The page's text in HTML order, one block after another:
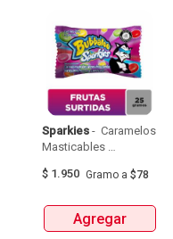
Sparkies - Caramelos
Masticables
Frutas 25G
$ 1.950 Gramo a $78
Agregar